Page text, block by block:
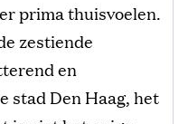
prima thuisvoelen.
zestiende
en
stad Den Haag, het